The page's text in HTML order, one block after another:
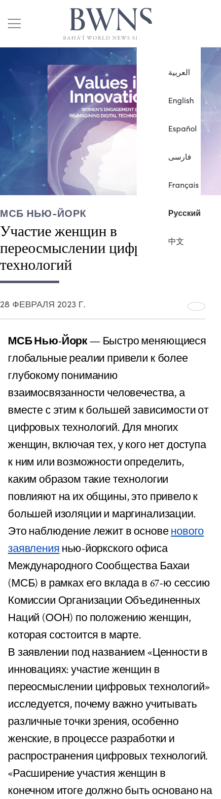
العربية
English
Español
فارسی
Français
Русский
中文
МСБ НЬЮ-ЙОРК
Участие женщин в
переосмыслении цифровых
технологий
28 ФЕВРАЛЯ 2023 Г.
МСБ Нью-Йорк— Быстро меняющиеся
глобальные реалии привели к более
глубокому пониманию
взаимосвязанности человечества, а
вместе с этим к большей зависимости от
цифровых технологий. Для многих
женщин, включая тех, у кого нет доступа
к ним или возможности определить,
каким образом такие технологии
повлияют на их общины, это привело к
большей изоляции и маргинализации.
Это наблюдение лежит в основенового
заявления нью-йоркского офиса
Международного Сообщества Бахаи
(МСБ) в рамках его вклада в 67-ю сессию
Комиссии Организации Объединенных
Наций (ООН) по положению женщин,
которая состоится в марте.
В заявлении под названием «Ценности в
инновациях: участие женщин в
переосмыслении цифровых технологий»
исследуется, почему важно учитывать
различные точки зрения, особенно
женские, в процессе разработки и
распространения цифровых технологий.
«Расширение участия женщин в
конечном итоге должно быть основано на